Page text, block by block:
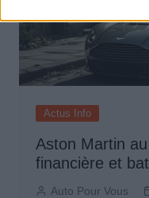
Actus Info
Aston Martin
financière et
Auto Pour Vous